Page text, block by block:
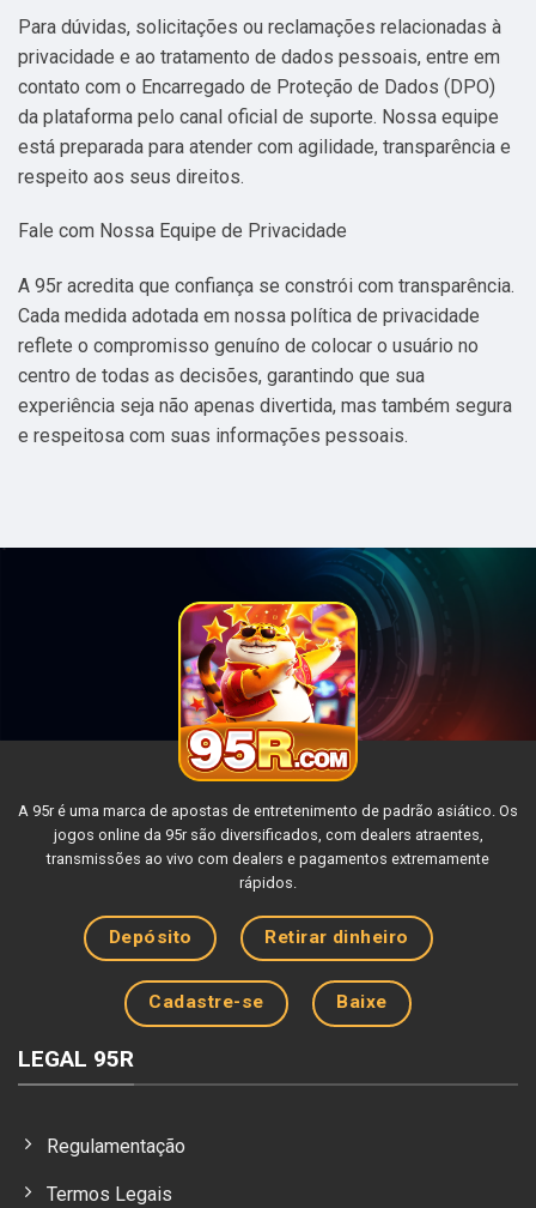
Para dúvidas, solicitações ou reclamações relacionadas à
privacidade e ao tratamento de dados pessoais, entre em
contato com o Encarregado de Proteção de Dados (DPO)
da plataforma pelo canal oficial de suporte. Nossa equipe
está preparada para atender com agilidade, transparência e
respeito aos seus direitos.
Fale com Nossa Equipe de Privacidade
A 95r acredita que confiança se constrói com transparência.
Cada medida adotada em nossa política de privacidade
reflete o compromisso genuíno de colocar o usuário no
centro de todas as decisões, garantindo que sua
experiência seja não apenas divertida, mas também segura
e respeitosa com suas informações pessoais.
A 95r é uma marca de apostas de entretenimento de padrão asiático. Os
jogos online da 95r são diversificados, com dealers atraentes,
transmissões ao vivo com dealers e pagamentos extremamente
rápidos.
Depósito Retirar dinheiro
Cadastre-se Baixe
LEGAL 95R
Regulamentação
Termos Legais